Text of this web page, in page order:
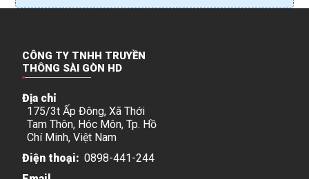
CÔNG TY TNHH TRUYỀN
THÔNG SÀI GÒN HD
Địa chỉ
175/3t Ấp Đông, Xã Thới
Tam Thôn, Hóc Môn, Tp. Hồ
Chí Minh, Việt Nam
Điện thoại: 0898-441-244